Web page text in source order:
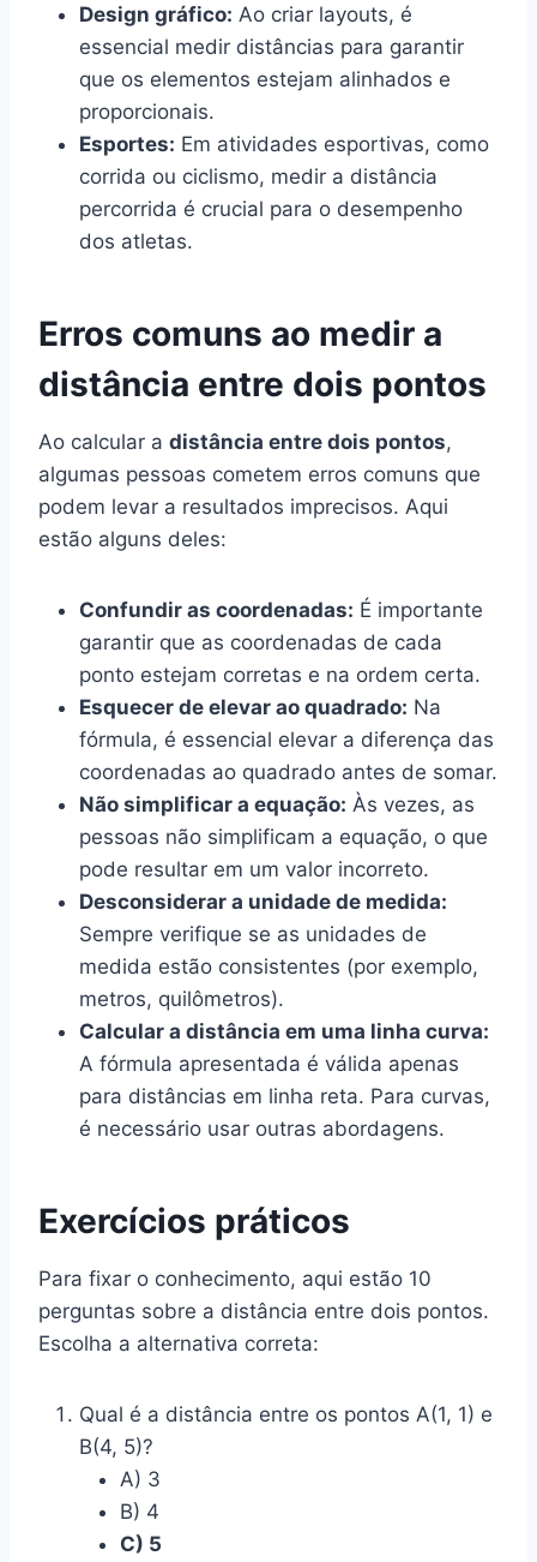
Design gráfico: Ao criar layouts, é
essencial medir distâncias para garantir
que os elementos estejam alinhados e
proporcionais.
Esportes: Em atividades esportivas, como
corrida ou ciclismo, medir a distância
percorrida é crucial para o desempenho
dos atletas.
Erros comuns ao medir a
distância entre dois pontos
Ao calcular a distância entre dois pontos,
algumas pessoas cometem erros comuns que
podem levar a resultados imprecisos. Aqui
estão alguns deles:
Confundir as coordenadas: É importante
garantir que as coordenadas de cada
ponto estejam corretas e na ordem certa.
Esquecer de elevar ao quadrado: Na
fórmula, é essencial elevar a diferença das
coordenadas ao quadrado antes de somar.
Não simplificar a equação: Às vezes, as
pessoas não simplificam a equação, o que
pode resultar em um valor incorreto.
Desconsiderar a unidade de medida:
Sempre verifique se as unidades de
medida estão consistentes (por exemplo,
metros, quilômetros).
Calcular a distância em uma linha curva:
A fórmula apresentada é válida apenas
para distâncias em linha reta. Para curvas,
é necessário usar outras abordagens.
Exercícios práticos
Para fixar o conhecimento, aqui estão 10
perguntas sobre a distância entre dois pontos.
Escolha a alternativa correta:
Qual é a distância entre os pontos A(1, 1) e
B(4, 5)?
A) 3
B) 4
C) 5